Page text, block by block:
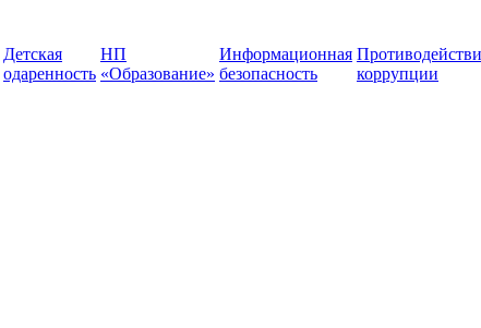
Детская
одаренность
НП
«Образование»
Информационная
безопасность
коррупции